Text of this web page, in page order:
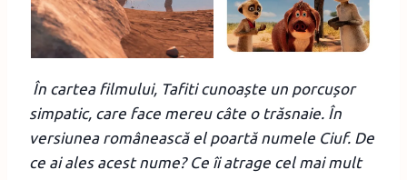
În cartea filmului, Tafiti cunoaște un porcușor
simpatic, care face mereu câte o trăsnaie. În
versiunea românească el poartă numele Ciuf. De
ce ai ales acest nume? Ce îi atrage cel mai mult